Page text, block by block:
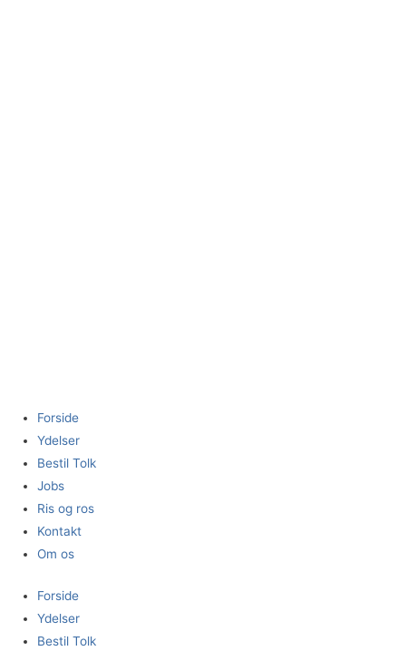
Forside
Ydelser
Bestil Tolk
Jobs
Ris og ros
Kontakt
Om os
Forside
Ydelser
Bestil Tolk